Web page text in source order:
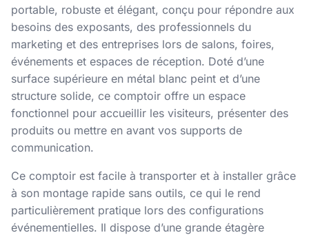
portable, robuste et élégant, conçu pour répondre aux
besoins des exposants, des professionnels du
marketing et des entreprises lors de salons, foires,
événements et espaces de réception. Doté d’une
surface supérieure en métal blanc peint et d’une
structure solide, ce comptoir offre un espace
fonctionnel pour accueillir les visiteurs, présenter des
produits ou mettre en avant vos supports de
communication.
Ce comptoir est facile à transporter et à installer grâce
à son montage rapide sans outils, ce qui le rend
particulièrement pratique lors des configurations
événementielles. Il dispose d’une grande étagère